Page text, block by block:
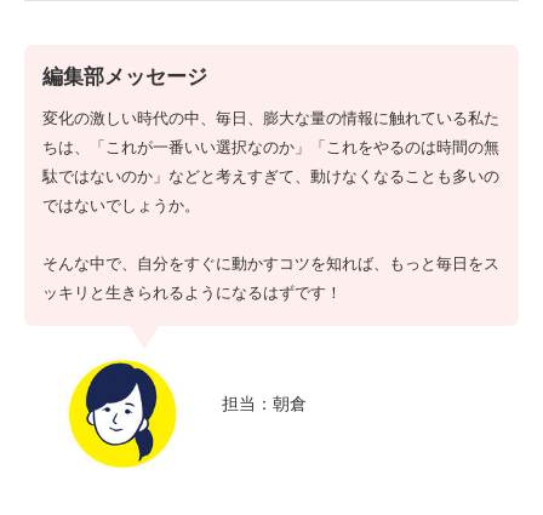
編集部メッセージ
変化の激しい時代の中、毎日、膨大な量の情報に触れている私た
ちは、「これが一番いい選択なのか」「これをやるのは時間の無
駄ではないのか」などと考えすぎて、動けなくなることも多いの
ではないでしょうか。
そんな中で、自分をすぐに動かすコツを知れば、もっと毎日をス
ッキリと生きられるようになるはずです！
担当：朝倉